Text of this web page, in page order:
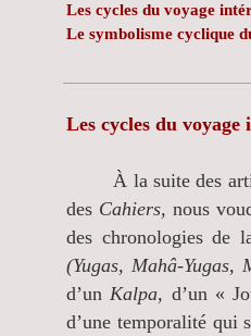
Les cycles du voyage
Le symbolisme cyclique
Les cycles du
À la suite des
des Cahiers, nous
des chronologies de
(Yugas, Mahâ-Yugas,
d’unKalpa, d’un «
d’une temporalité qui